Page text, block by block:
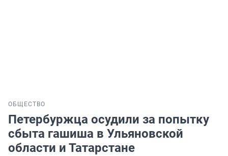
ОБЩЕСТВО
Петербуржца осудили за попытку
сбыта гашиша в Ульяновской
области и Татарстане